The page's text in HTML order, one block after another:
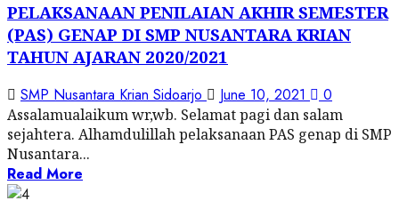
PELAKSANAAN PENILAIAN AKHIR SEMESTER
(PAS) GENAP DI SMP NUSANTARA KRIAN
TAHUN AJARAN 2020/2021
SMP Nusantara Krian Sidoarjo June 10, 2021 0
Assalamualaikum wr,wb. Selamat pagi dan salam
sejahtera. Alhamdulillah pelaksanaan PAS genap di SMP
Nusantara...
Read More